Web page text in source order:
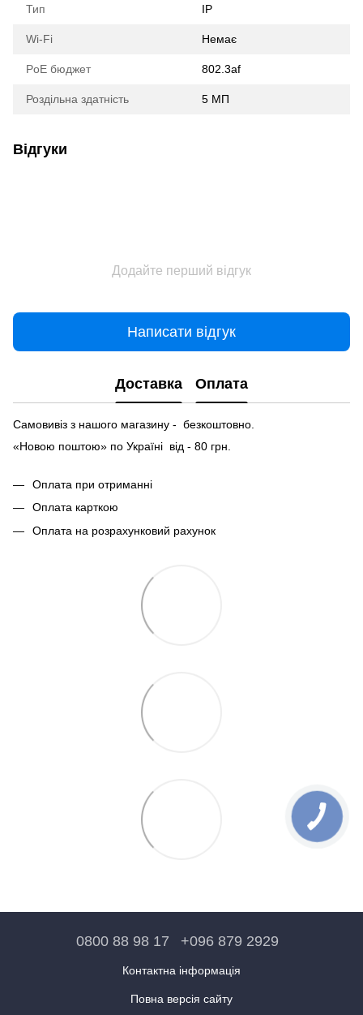
Тип IP
Wi-Fi Немає
PoE бюджет 802.3af
Роздільна здатність 5 МП
Відгуки
Додайте перший відгук
Написати відгук
Доставка Оплата
Самовивіз з нашого магазину - безкоштовно.
«Новою поштою» по Україні від - 80 грн.
Оплата при отриманні
Оплата карткою
Оплата на розрахунковий рахунок
0800 88 98 17 +096 879 2929
Контактна інформація
Повна версія сайту